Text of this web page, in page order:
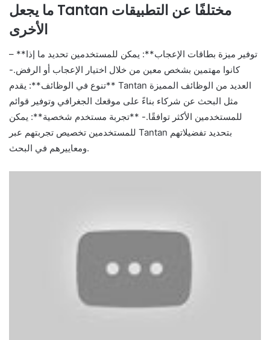
ما يجعل Tantan مختلفًا عن التطبيقات
الأخرى
– **توفير ميزة بطاقات الإعجاب**: يمكن للمستخدمين تحديد ما إذا
كانوا مهتمين بشخص معين من خلال اختيار الإعجاب أو الرفض.-
**تنوع في الوظائف**: يقدم Tantan العديد من الوظائف المميزة
مثل البحث عن شركاء بناءً على موقعك الجغرافي وتوفير قوائم
للمستخدمين الأكثر توافقًا.- **تجربة مستخدم شخصية**: يمكن
للمستخدمين تخصيص تجربتهم عبر Tantan بتحديد تفضيلاتهم
ومعاييرهم في البحث.